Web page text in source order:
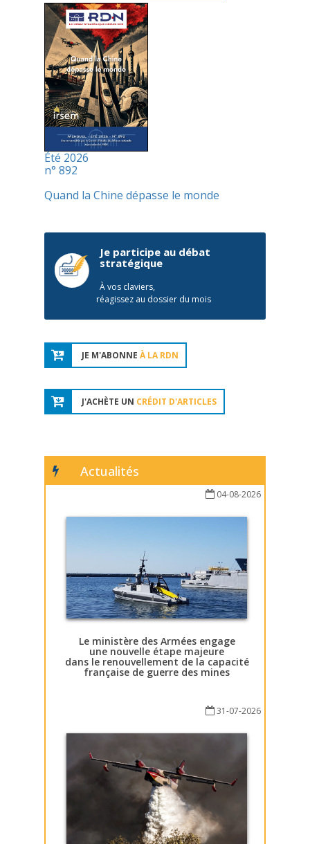
Été 2026
n° 892
Quand la Chine dépasse le monde
Je participe au débat
stratégique
À vos claviers,
réagissez au dossier du mois
JE M'ABONNE À LA RDN
J'ACHÈTE UN CRÉDIT D'ARTICLES
Actualités
04-08-2026
Le ministère des Armées engage
une nouvelle étape majeure
dans le renouvellement de la capacité
française de guerre des mines
31-07-2026